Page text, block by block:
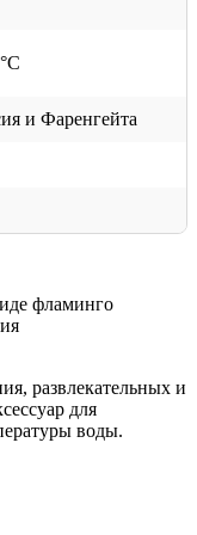
и Фаренгейта
фламинго
развлекательных и
для
воды.